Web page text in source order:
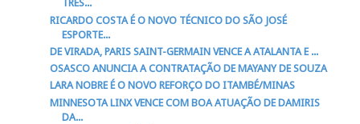
TRÊS...
RICARDO COSTA É O NOVO TÉCNICO DO SÃO JOSÉ
ESPORTE...
DE VIRADA, PARIS SAINT-GERMAIN VENCE A ATALANTA E ...
OSASCO ANUNCIA A CONTRATAÇÃO DE MAYANY DE SOUZA
LARA NOBRE É O NOVO REFORÇO DO ITAMBÉ/MINAS
MINNESOTA LINX VENCE COM BOA ATUAÇÃO DE DAMIRIS
DA...